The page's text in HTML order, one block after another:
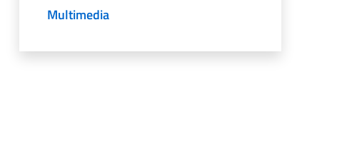
Multimedia